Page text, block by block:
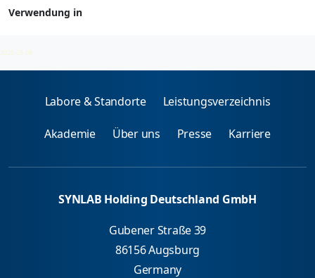
Verwendung in
2026-08-08
Labore & Standorte Leistungsverzeichnis
Akademie Über uns Presse Karriere
SYNLAB Holding Deutschland GmbH
Gubener Straße 39
86156 Augsburg
Germany